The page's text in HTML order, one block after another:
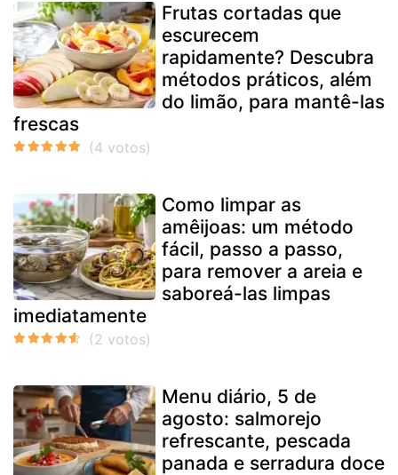
Frutas cortadas que
escurecem
rapidamente? Descubra
métodos práticos, além
do limão, para mantê-las
frescas
Como limpar as
amêijoas: um método
fácil, passo a passo,
para remover a areia e
saboreá-las limpas
imediatamente
Menu diário, 5 de
agosto: salmorejo
refrescante, pescada
panada e serradura doce